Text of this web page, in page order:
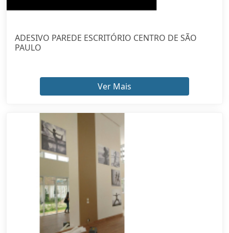
ADESIVO PAREDE ESCRITÓRIO CENTRO DE SÃO
PAULO
Ver Mais